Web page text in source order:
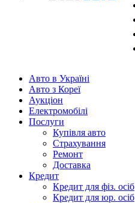
Авто в Україні
Авто з Кореї
Аукціон
Електромобілі
Послуги
Купівля авто
Страхування
Ремонт
Доставка
Кредит
Кредит для фіз. осіб
Кредит для юр. осіб